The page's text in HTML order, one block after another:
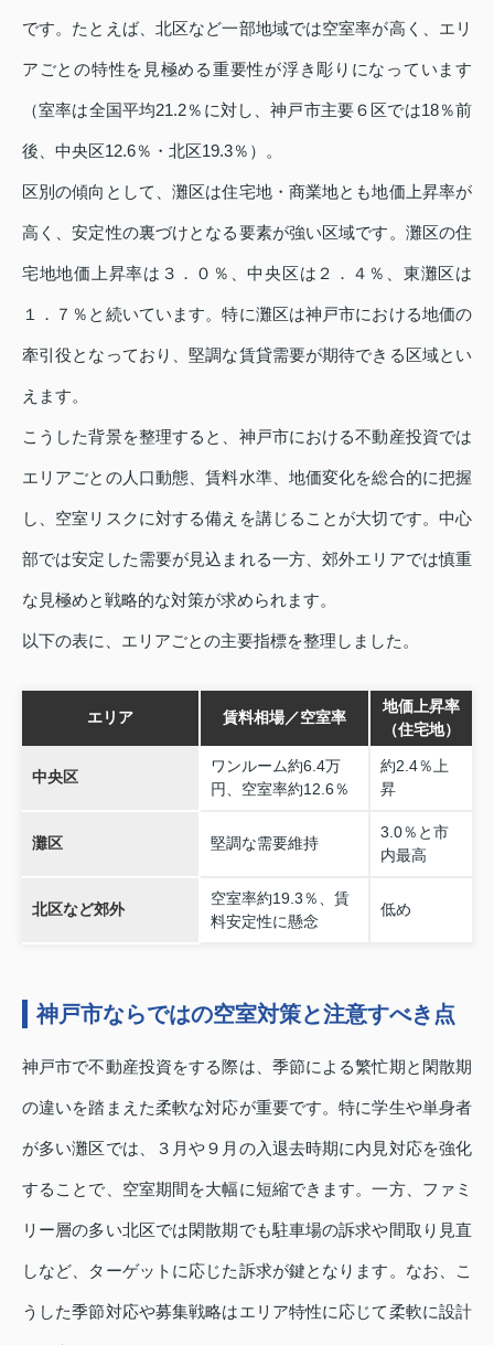
です。たとえば、北区など一部地域では空室率が高く、エリ
アごとの特性を見極める重要性が浮き彫りになっています
（室率は全国平均21.2％に対し、神戸市主要６区では18％前
後、中央区12.6％・北区19.3％）。
区別の傾向として、灘区は住宅地・商業地とも地価上昇率が
高く、安定性の裏づけとなる要素が強い区域です。灘区の住
宅地地価上昇率は３．０％、中央区は２．４％、東灘区は
１．７％と続いています。特に灘区は神戸市における地価の
牽引役となっており、堅調な賃貸需要が期待できる区域とい
えます。
こうした背景を整理すると、神戸市における不動産投資では
エリアごとの人口動態、賃料水準、地価変化を総合的に把握
し、空室リスクに対する備えを講じることが大切です。中心
部では安定した需要が見込まれる一方、郊外エリアでは慎重
な見極めと戦略的な対策が求められます。
以下の表に、エリアごとの主要指標を整理しました。
エリア 賃料相場／空室率
地価上昇率
（住宅地）
中央区
ワンルーム約6.4万
円、空室率約12.6％
約2.4％上
昇
灘区 堅調な需要維持
3.0％と市
内最高
北区など郊外
空室率約19.3％、賃
料安定性に懸念
低め
神戸市ならではの空室対策と注意すべき点
神戸市で不動産投資をする際は、季節による繁忙期と閑散期
の違いを踏まえた柔軟な対応が重要です。特に学生や単身者
が多い灘区では、３月や９月の入退去時期に内見対応を強化
することで、空室期間を大幅に短縮できます。一方、ファミ
リー層の多い北区では閑散期でも駐車場の訴求や間取り見直
しなど、ターゲットに応じた訴求が鍵となります。なお、こ
うした季節対応や募集戦略はエリア特性に応じて柔軟に設計